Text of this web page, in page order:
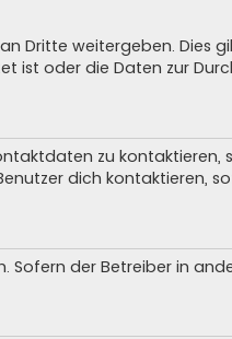
Dritte weitergeben. Dies
ist oder die Daten zur
zu kontaktieren,
dich kontaktieren,
der Betreiber in